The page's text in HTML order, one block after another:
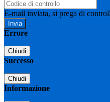
E-mail inviata, si prega di
Errore
Chiudi
Successo
Chiudi
Informazione